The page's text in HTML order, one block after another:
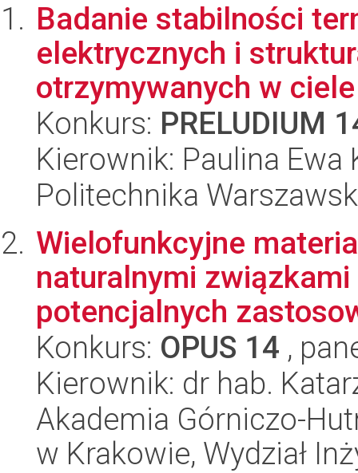
Badanie stabilności
elektrycznych i
otrzymywanych w
Konkurs: PRELUDIUM
Kierownik: Paulina Ewa
Politechnika
Wielofunkcyjne
naturalnymi
potencjalnych
Konkurs: OPUS 14 ,
Kierownik: dr hab.
Akademia Górniczo-
w Krakowie, Wydział